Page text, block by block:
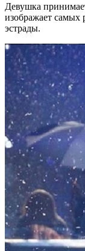
Девушка
изображает самых
эстрады.